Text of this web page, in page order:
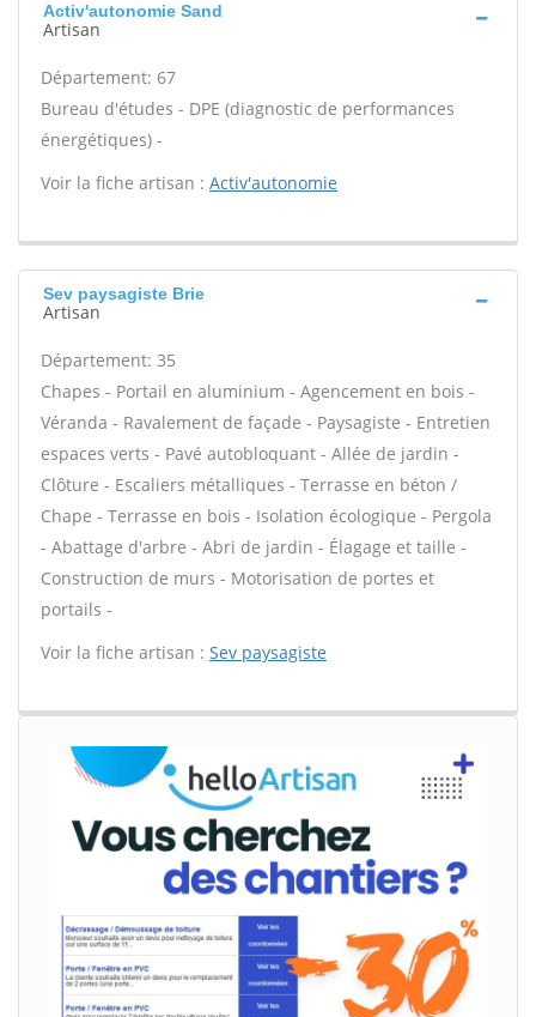
Activ'autonomie Sand
Artisan
Département: 67
Bureau d'études - DPE (diagnostic de performances
énergétiques) -
Voir la fiche artisan : Activ'autonomie
Sev paysagiste Brie
Artisan
Département: 35
Chapes - Portail en aluminium - Agencement en bois -
Véranda - Ravalement de façade - Paysagiste - Entretien
espaces verts - Pavé autobloquant - Allée de jardin -
Clôture - Escaliers métalliques - Terrasse en béton /
Chape - Terrasse en bois - Isolation écologique - Pergola
- Abattage d'arbre - Abri de jardin - Élagage et taille -
Construction de murs - Motorisation de portes et
portails -
Voir la fiche artisan : Sev paysagiste